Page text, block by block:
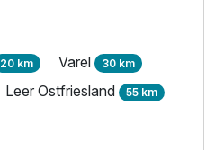
20 km Varel 30 km
Leer Ostfriesland 55 km